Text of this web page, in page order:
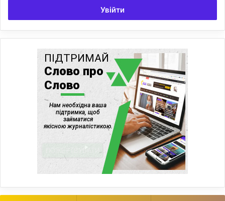
Увійти